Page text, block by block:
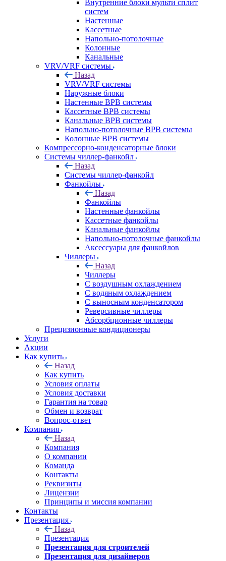
Внутренние блоки мульти сплит
систем
Настенные
Кассетные
Напольно-потолочные
Колонные
Канальные
VRV/VRF системы
Назад
VRV/VRF системы
Наружные блоки
Настенные ВРВ системы
Кассетные ВРВ системы
Канальные ВРВ системы
Напольно-потолочные ВРВ системы
Колонные ВРВ системы
Компрессорно-конденсаторные блоки
Системы чиллер-фанкойл
Назад
Системы чиллер-фанкойл
Фанкойлы
Назад
Фанкойлы
Настенные фанкойлы
Кассетные фанкойлы
Канальные фанкойлы
Напольно-потолочные фанкойлы
Аксессуары для фанкойлов
Чиллеры
Назад
Чиллеры
С воздушным охлаждением
С водяным охлаждением
С выносным конденсатором
Реверсивные чиллеры
Абсорбционные чиллеры
Прецизионные кондиционеры
Услуги
Акции
Как купить
Назад
Как купить
Условия оплаты
Условия доставки
Гарантия на товар
Обмен и возврат
Вопрос-ответ
Компания
Назад
Компания
О компании
Команда
Контакты
Реквизиты
Лицензии
Принципы и миссия компании
Контакты
Презентация
Назад
Презентация
Презентация для строителей
Презентация для дизайнеров